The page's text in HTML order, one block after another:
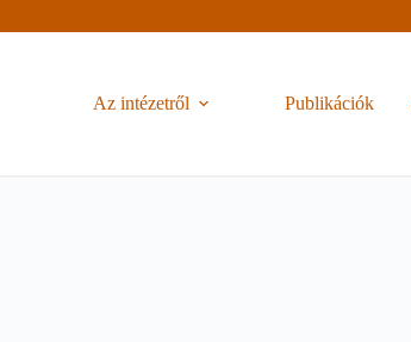
Az intézetről Publikációk